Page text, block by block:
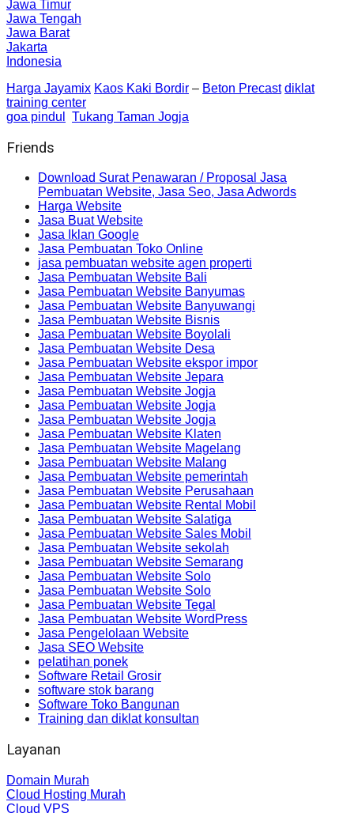
Jawa Timur
Jawa Tengah
Jawa Barat
Jakarta
Indonesia
Harga Jayamix Kaos Kaki Bordir – Beton Precast diklat
training center
goa pindul
Tukang Taman Jogja
Friends
Download Surat Penawaran / Proposal Jasa
Pembuatan Website, Jasa Seo, Jasa Adwords
Harga Website
Jasa Buat Website
Jasa Iklan Google
Jasa Pembuatan Toko Online
jasa pembuatan website agen properti
Jasa Pembuatan Website Bali
Jasa Pembuatan Website Banyumas
Jasa Pembuatan Website Banyuwangi
Jasa Pembuatan Website Bisnis
Jasa Pembuatan Website Boyolali
Jasa Pembuatan Website Desa
Jasa Pembuatan Website ekspor impor
Jasa Pembuatan Website Jepara
Jasa Pembuatan Website Jogja
Jasa Pembuatan Website Jogja
Jasa Pembuatan Website Jogja
Jasa Pembuatan Website Klaten
Jasa Pembuatan Website Magelang
Jasa Pembuatan Website Malang
Jasa Pembuatan Website pemerintah
Jasa Pembuatan Website Perusahaan
Jasa Pembuatan Website Rental Mobil
Jasa Pembuatan Website Salatiga
Jasa Pembuatan Website Sales Mobil
Jasa Pembuatan Website sekolah
Jasa Pembuatan Website Semarang
Jasa Pembuatan Website Solo
Jasa Pembuatan Website Solo
Jasa Pembuatan Website Tegal
Jasa Pembuatan Website WordPress
Jasa Pengelolaan Website
Jasa SEO Website
pelatihan ponek
Software Retail Grosir
software stok barang
Software Toko Bangunan
Training dan diklat konsultan
Layanan
Domain Murah
Cloud Hosting Murah
Cloud VPS